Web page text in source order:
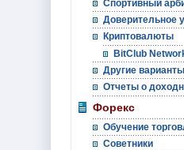
Спортивный
Доверительное
Криптовалюты
BitClub
Другие варианты
Отчеты о
Форекс
Обучение
Советники